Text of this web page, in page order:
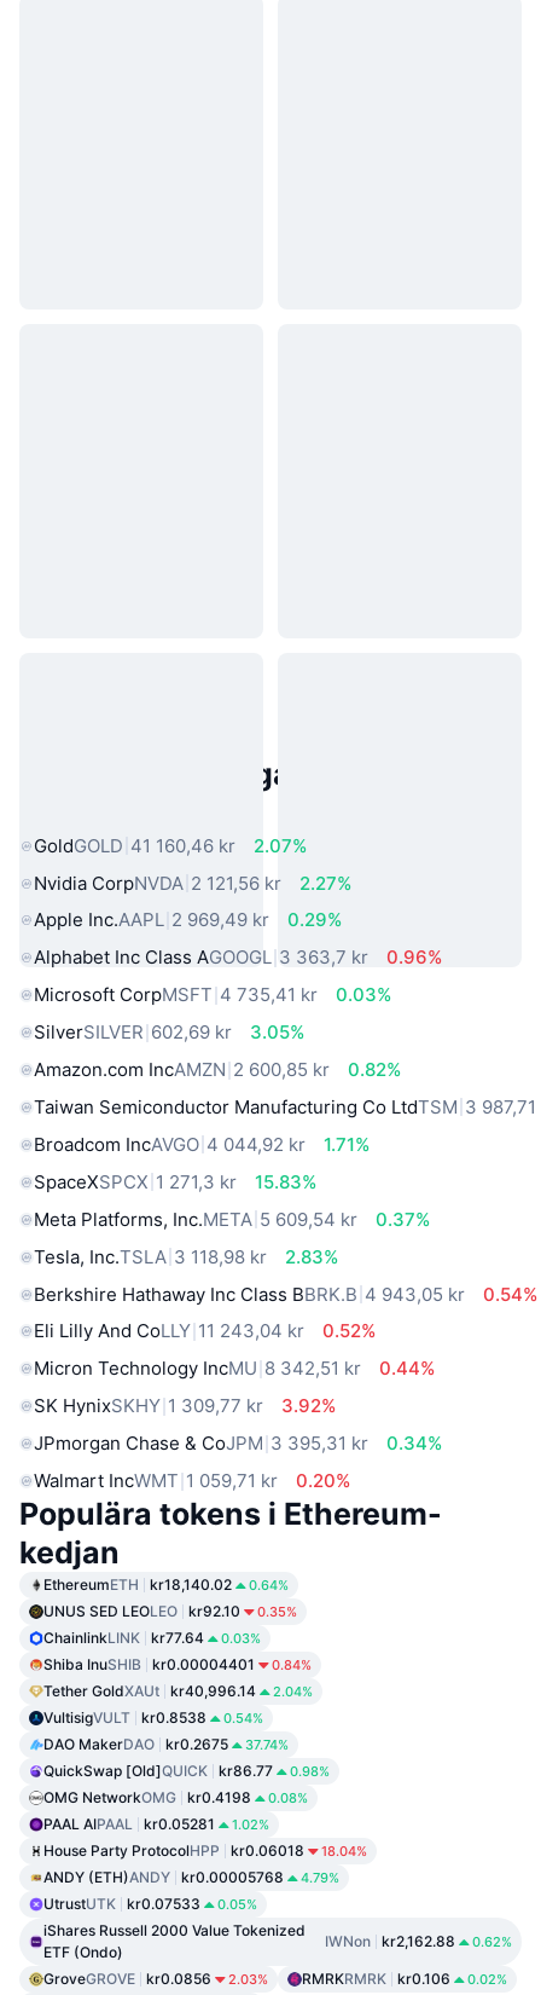
Populära tillgångar från den
GoldGOLD 41 160,46 kr
2.07%
Nvidia CorpNVDA 2 121,56 kr
2.27%
Apple Inc.AAPL 2 969,49 kr
0.29%
Alphabet Inc Class AGOOGL 3 363,7 kr
0.96%
Microsoft CorpMSFT 4 735,41 kr
0.03%
SilverSILVER 602,69 kr
3.05%
Amazon.com IncAMZN 2 600,85 kr
0.82%
Taiwan Semiconductor Manufacturing Co LtdTSM 3
Broadcom IncAVGO 4 044,92 kr
1.71%
SpaceXSPCX 1 271,3 kr
15.83%
Meta Platforms, Inc.META 5 609,54 kr
0.37%
Tesla, Inc.TSLA 3 118,98 kr
2.83%
Berkshire Hathaway Inc Class BBRK.B 4 943,05 kr
0.54%
Eli Lilly And CoLLY 11 243,04 kr
0.52%
Micron Technology IncMU 8 342,51 kr
0.44%
SK HynixSKHY 1 309,77 kr
3.92%
JPmorgan Chase & CoJPM 3 395,31 kr
0.34%
Walmart IncWMT 1 059,71 kr 0.20%
Populära tokens i Ethereum-
kedjan
EthereumETH kr18,140.02 0.64%
UNUS SED LEOLEO kr92.10 0.35%
ChainlinkLINK kr77.64 0.03%
Shiba InuSHIB kr0.00004401 0.84%
Tether GoldXAUt kr40,996.14 2.04%
VultisigVULT kr0.8538 0.54%
DAO MakerDAO kr0.2675 37.74%
QuickSwap [Old]QUICK kr86.77 0.98%
OMG NetworkOMG kr0.4198 0.08%
PAAL AIPAAL kr0.05281 1.02%
House Party ProtocolHPP kr0.06018 18.04%
ANDY (ETH)ANDY kr0.00005768 4.79%
UtrustUTK kr0.07533 0.05%
iShares Russell 2000 Value Tokenized
ETF (Ondo)
IWNon kr2,162.88 0.62%
GroveGROVE kr0.0856 2.03% RMRKRMRK kr0.106 0.02%